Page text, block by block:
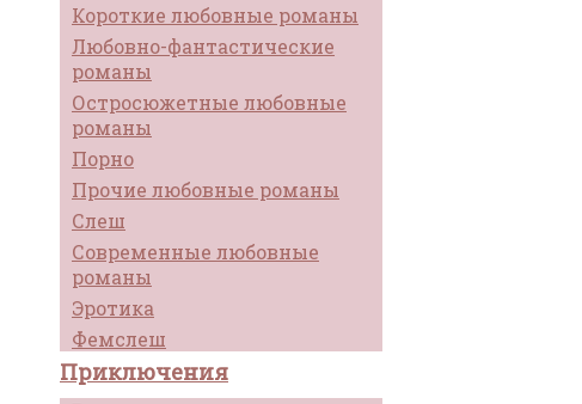
Короткие любовные романы
Любовно-фантастические
романы
Остросюжетные любовные
романы
Порно
Прочие любовные романы
Слеш
Современные любовные
романы
Эротика
Фемслеш
Приключения